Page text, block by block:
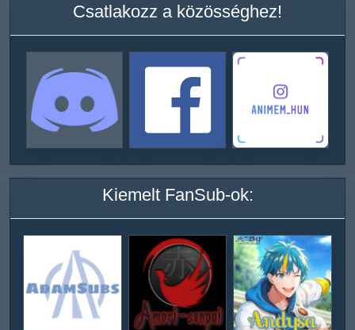
Csatlakozz a közösséghez!
Kiemelt FanSub-ok: